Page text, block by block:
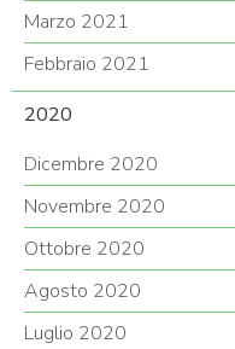
Marzo 2021
Febbraio 2021
2020
Dicembre 2020
Novembre 2020
Ottobre 2020
Agosto 2020
Luglio 2020